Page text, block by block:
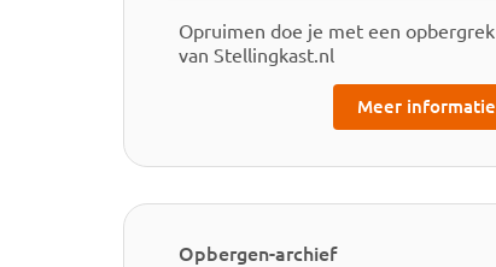
Opruimen doe je met een opbergrek
van Stellingkast.nl
Meer informatie
Opbergen-archief